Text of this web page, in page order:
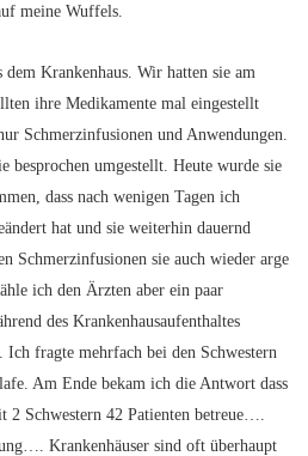
meine Wuffels.
Krankenhaus. Wir hatten sie am
ihre Medikamente mal eingestellt
Schmerzinfusionen und Anwendungen.
umgestellt. Heute wurde sie
dass nach wenigen Tagen ich
hat und sie weiterhin dauernd
Schmerzinfusionen sie auch wieder arge
ich den Ärzten aber ein paar
des Krankenhausaufenthaltes
fragte mehrfach bei den Schwestern
Am Ende bekam ich die Antwort dass
2 Schwestern 42 Patienten betreue….
Krankenhäuser sind oft überhaupt